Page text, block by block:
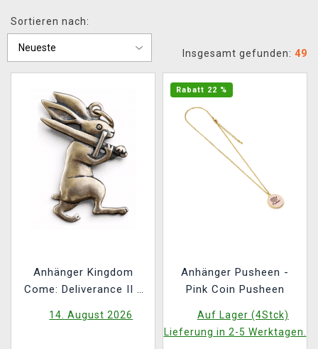
XZONE CLUB
Sortieren nach:
Insgesamt gefunden: 49
Anhänger Kingdom
Come: Deliverance II -
14. August 2026
Rabatt 22 %
Anhänger Pusheen -
Pink Coin Pusheen
Auf Lager (4Stck)
Lieferung in 2-5 Werktagen.